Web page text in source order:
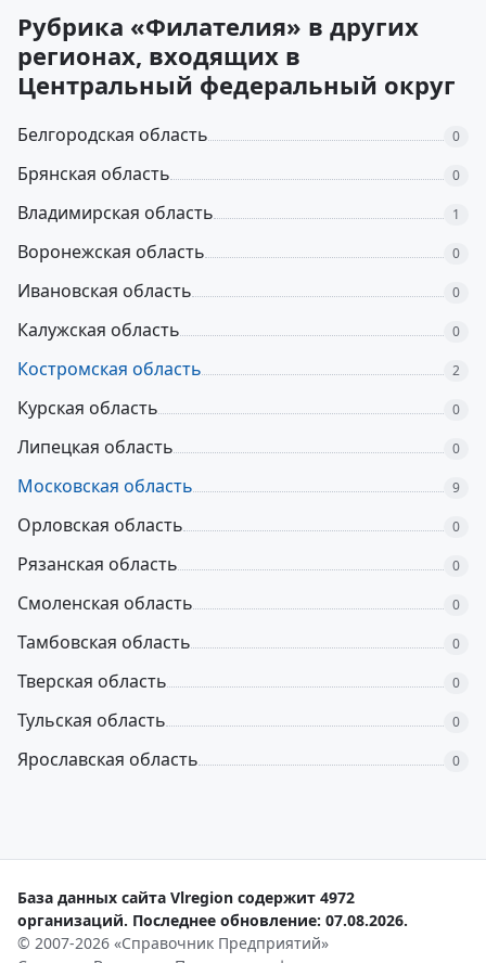
Рубрика «Филателия» в других
регионах, входящих в
Центральный федеральный округ
Белгородская область 0
Брянская область 0
Владимирская область 1
Воронежская область 0
Ивановская область 0
Калужская область 0
Костромская область 2
Курская область 0
Липецкая область 0
Московская область 9
Орловская область 0
Рязанская область 0
Смоленская область 0
Тамбовская область 0
Тверская область 0
Тульская область 0
Ярославская область 0
База данных сайта Vlregion содержит 4972
организаций. Последнее обновление: 07.08.2026.
© 2007-2026 «Справочник Предприятий»